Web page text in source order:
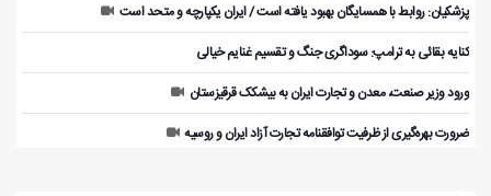
پزشکیان: روابط با همسایگان بهبود یافته است / ایران یکپارچه و متحد است
کنایه بقائی به ترامپ: سوداگری جنگ و تقسیم غنایم خیالی
ورود وزیر صنعت، معدن و تجارت ایران به بیشکک قرقیزستان
ضرورت بهره‌گیری از ظرفیت توافقنامه تجارت آزاد ایران و روسیه